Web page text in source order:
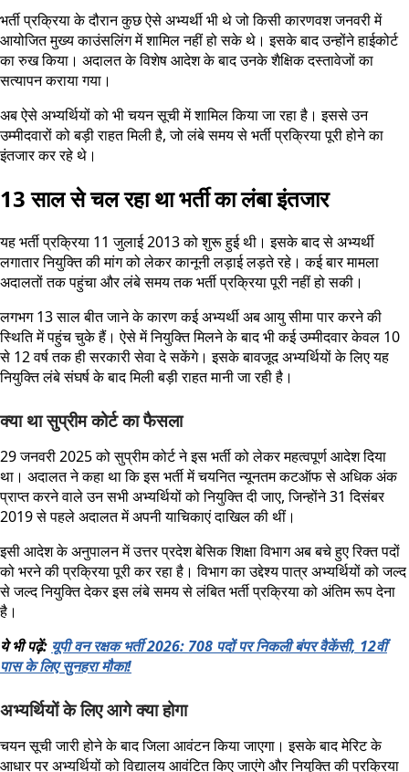
भर्ती प्रक्रिया के दौरान कुछ ऐसे अभ्यर्थी भी थे जो किसी कारणवश जनवरी में
आयोजित मुख्य काउंसलिंग में शामिल नहीं हो सके थे। इसके बाद उन्होंने हाईकोर्ट
का रुख किया। अदालत के विशेष आदेश के बाद उनके शैक्षिक दस्तावेजों का
सत्यापन कराया गया।
अब ऐसे अभ्यर्थियों को भी चयन सूची में शामिल किया जा रहा है। इससे उन
उम्मीदवारों को बड़ी राहत मिली है, जो लंबे समय से भर्ती प्रक्रिया पूरी होने का
इंतजार कर रहे थे।
13 साल से चल रहा था भर्ती का लंबा इंतजार
यह भर्ती प्रक्रिया 11 जुलाई 2013 को शुरू हुई थी। इसके बाद से अभ्यर्थी
लगातार नियुक्ति की मांग को लेकर कानूनी लड़ाई लड़ते रहे। कई बार मामला
अदालतों तक पहुंचा और लंबे समय तक भर्ती प्रक्रिया पूरी नहीं हो सकी।
लगभग 13 साल बीत जाने के कारण कई अभ्यर्थी अब आयु सीमा पार करने की
स्थिति में पहुंच चुके हैं। ऐसे में नियुक्ति मिलने के बाद भी कई उम्मीदवार केवल 10
से 12 वर्ष तक ही सरकारी सेवा दे सकेंगे। इसके बावजूद अभ्यर्थियों के लिए यह
नियुक्ति लंबे संघर्ष के बाद मिली बड़ी राहत मानी जा रही है।
क्या था सुप्रीम कोर्ट का फैसला
29 जनवरी 2025 को सुप्रीम कोर्ट ने इस भर्ती को लेकर महत्वपूर्ण आदेश दिया
था। अदालत ने कहा था कि इस भर्ती में चयनित न्यूनतम कटऑफ से अधिक अंक
प्राप्त करने वाले उन सभी अभ्यर्थियों को नियुक्ति दी जाए, जिन्होंने 31 दिसंबर
2019 से पहले अदालत में अपनी याचिकाएं दाखिल की थीं।
इसी आदेश के अनुपालन में उत्तर प्रदेश बेसिक शिक्षा विभाग अब बचे हुए रिक्त पदों
को भरने की प्रक्रिया पूरी कर रहा है। विभाग का उद्देश्य पात्र अभ्यर्थियों को जल्द
से जल्द नियुक्ति देकर इस लंबे समय से लंबित भर्ती प्रक्रिया को अंतिम रूप देना
है।
ये भी पढ़ें: यूपी वन रक्षक भर्ती 2026: 708 पदों पर निकली बंपर वैकेंसी, 12वीं
पास के लिए सुनहरा मौका!
अभ्यर्थियों के लिए आगे क्या होगा
चयन सूची जारी होने के बाद जिला आवंटन किया जाएगा। इसके बाद मेरिट के
आधार पर अभ्यर्थियों को विद्यालय आवंटित किए जाएंगे और नियुक्ति की प्रक्रिया